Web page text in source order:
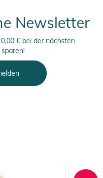
Newsletter
€ bei der nächsten